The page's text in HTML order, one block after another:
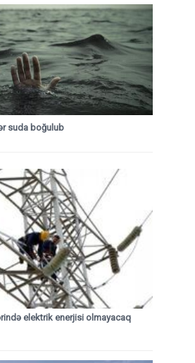
suda boğulub
elektrik enerjisi olmayacaq